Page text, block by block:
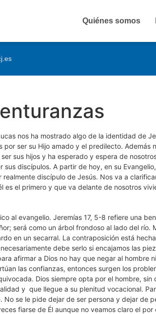
Quiénes somos
nos ha mostrado algo de la identidad de
por ser su Hijo amado y el predilecto. Además
sus hijos y ha esperado y espera de
sus discípulos. A partir de hoy, en su
discípulo de Jesús. Nos va a
es el primero y que va delante de nosotros
al evangelio. Jeremías 17, 5-8 refiere una
será como un árbol frondoso al lado del río.
en un secarral. La contraposición está
debe serlo si encajamos las
afirmar a Dios no hay que negar al hombre
las confianzas, entonces surgen los
Dios siempre opta por el hombre, sin
y que llegue a su plenitud vocacional.
se le pide dejar de ser persona y dejar de
fiarse de Él aunque no veamos claro el